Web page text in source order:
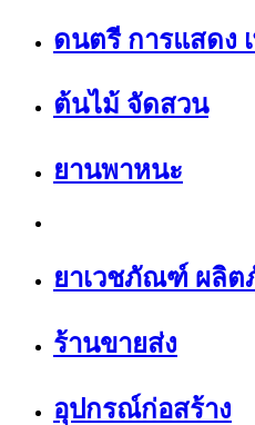
ดนตรี การแสดง
ต้นไม้ จัดสวน
ยานพาหนะ
ยาเวชภัณฑ์ ผลิ
ร้านขายส่ง
อุปกรณ์ก่อสร้าง